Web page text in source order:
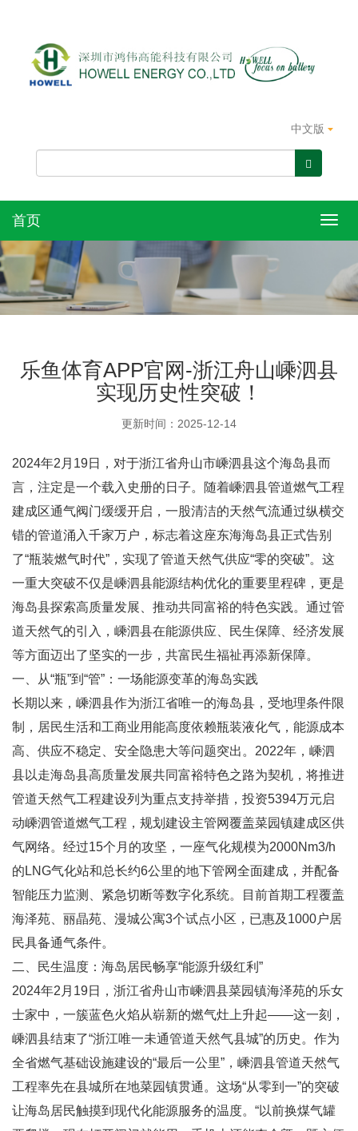
中文版
首页
乐鱼体育APP官网-浙江舟山嵊泗县
实现历史性突破！
更新时间：2025-12-14
2024年2月19日，对于浙江省舟山市嵊泗县这个海岛县而
言，注定是一个载入史册的日子。随着嵊泗县管道燃气工程
建成区通气阀门缓缓开启，一股清洁的天然气流通过纵横交
错的管道涌入千家万户，标志着这座东海海岛县正式告别
了“瓶装燃气时代”，实现了管道天然气供应“零的突破”。这
一重大突破不仅是嵊泗县能源结构优化的重要里程碑，更是
海岛县探索高质量发展、推动共同富裕的特色实践。通过管
道天然气的引入，嵊泗县在能源供应、民生保障、经济发展
等方面迈出了坚实的一步，共富民生福祉再添新保障。
一、从“瓶”到“管”：一场能源变革的海岛实践
长期以来，嵊泗县作为浙江省唯一的海岛县，受地理条件限
制，居民生活和工商业用能高度依赖瓶装液化气，能源成本
高、供应不稳定、安全隐患大等问题突出。2022年，嵊泗
县以走海岛县高质量发展共同富裕特色之路为契机，将推进
管道天然气工程建设列为重点支持举措，投资5394万元启
动嵊泗管道燃气工程，规划建设主管网覆盖菜园镇建成区供
气网络。经过15个月的攻坚，一座气化规模为2000Nm3/h
的LNG气化站和总长约6公里的地下管网全面建成，并配备
智能压力监测、紧急切断等数字化系统。目前首期工程覆盖
海泽苑、丽晶苑、漫城公寓3个试点小区，已惠及1000户居
民具备通气条件。
二、民生温度：海岛居民畅享“能源升级红利”
2024年2月19日，浙江省舟山市嵊泗县菜园镇海泽苑的乐女
士家中，一簇蓝色火焰从崭新的燃气灶上升起——这一刻，
嵊泗县结束了“浙江唯一未通管道天然气县城”的历史。作为
全省燃气基础设施建设的“最后一公里”，嵊泗县管道天然气
工程率先在县城所在地菜园镇贯通。这场“从零到一”的突破
让海岛居民触摸到现代化能源服务的温度。“以前换煤气罐